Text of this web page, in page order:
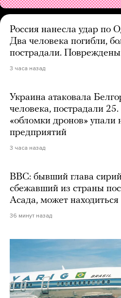
Россия нанесла удар по
Два человека погибли,
пострадали.
3 часа назад
Украина атаковала
человека, пострадали
«обломки дронов» упали
предприятий
3 часа назад
BBC: бывший глава
сбежавший из страны
Асада, может находиться
36 минут назад